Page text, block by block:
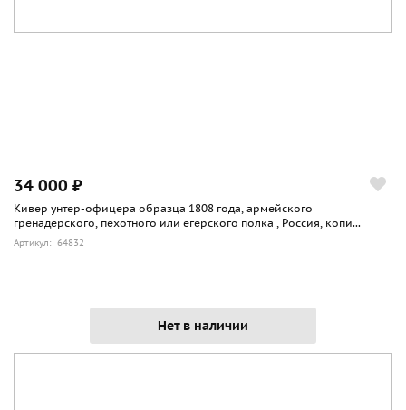
34 000 ₽
Кивер унтер-офицера образца 1808 года, армейского
гренадерского, пехотного или егерского полка , Россия, копи...
Артикул: 64832
Нет в наличии